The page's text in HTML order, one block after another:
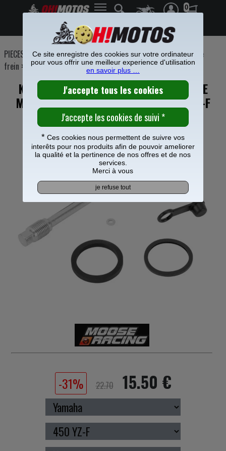
0
Frais de port offerts à partir de 49€
PIECES MOTO>Freinage>Etrier Maitre cylindre frein>Etrier de
frein >
KIT REPARATION ETRIER FREIN ARRIERE
MOOSE RACING POUR YAMAHA 450 YZ-F
-31% 22.70 15.50 €
Ce site enregistre des cookies sur votre ordinateur
pour vous offrir une meilleur experience d'utilisation
en savoir plus …
*Ces cookies nous permettent de suivre vos
interêts pour nos produits afin de pouvoir ameliorer
la qualité et la pertinence de nos offres et de nos
services.
Merci à vous